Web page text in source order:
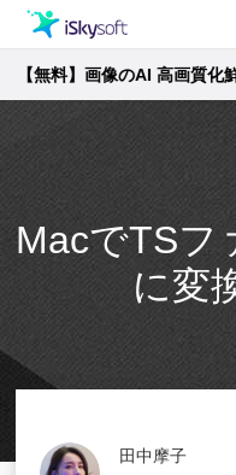
製品
Utility
製品活用事例
ストア
サポート
】画像のAI 高画質化鮮明化
MacでTSフ
に変
田中摩子